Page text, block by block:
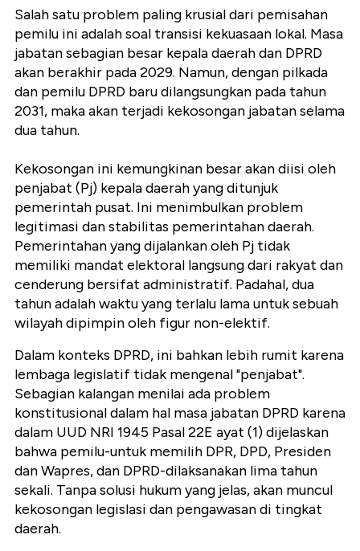
Salah satu problem paling krusial dari pemisahan
pemilu ini adalah soal transisi kekuasaan lokal. Masa
jabatan sebagian besar kepala daerah dan DPRD
akan berakhir pada 2029. Namun, dengan pilkada
dan pemilu DPRD baru dilangsungkan pada tahun
2031, maka akan terjadi kekosongan jabatan selama
dua tahun.
Kekosongan ini kemungkinan besar akan diisi oleh
penjabat (Pj) kepala daerah yang ditunjuk
pemerintah pusat. Ini menimbulkan problem
legitimasi dan stabilitas pemerintahan daerah.
Pemerintahan yang dijalankan oleh Pj tidak
memiliki mandat elektoral langsung dari rakyat dan
cenderung bersifat administratif. Padahal, dua
tahun adalah waktu yang terlalu lama untuk sebuah
wilayah dipimpin oleh figur non-elektif.
Dalam konteks DPRD, ini bahkan lebih rumit karena
lembaga legislatif tidak mengenal "penjabat".
Sebagian kalangan menilai ada problem
konstitusional dalam hal masa jabatan DPRD karena
dalam UUD NRI 1945 Pasal 22E ayat (1) dijelaskan
bahwa pemilu-untuk memilih DPR, DPD, Presiden
dan Wapres, dan DPRD-dilaksanakan lima tahun
sekali. Tanpa solusi hukum yang jelas, akan muncul
kekosongan legislasi dan pengawasan di tingkat
daerah.